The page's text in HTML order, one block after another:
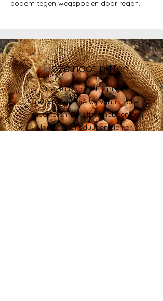
bodem tegen wegspoelen door regen.
Hazelnoot pitten
Hazelnootpitten zijn een
restproduct die wij vanuit Italie
importeren. De pitten hebben een
lange levensduur en zien er